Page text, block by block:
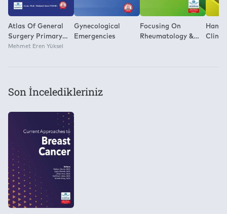
Atlas Of General
Surgery Primary
Atlas
Mehmet Eren Yüksel
Gynecological
Emergencies
Focusing On
Rheumatology &
Son İnceledikleriniz